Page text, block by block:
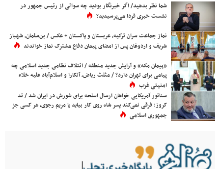
شما نظر بدهید/ اگر خبرنگار بودید چه سوالی از رئیس جمهور در
نشست خبری فردا می‌پرسیدید؟
نماز جماعت سران ترکیه، عربستان و پاکستان + عکس / بن‌سلمان، شهباز
شریف و اردوغان پس از امضای پیمان دفاع مشترک نماز خواندند
«پیمان مکه» و آرایش جدید منطقه / ائتلاف نظامی جدید اسلامی چه
پیامی برای تهران دارد؟ / مثلث ریاض، آنکارا و اسلام‌آباد علیه خلاء
امنیتی غرب
سناتور آمریکایی خواهان ارسال اسلحه برای شورش در ایران شد / تد
کروز: فرقی نمی‌کند پسر شاه روی کار بیاید یا مریم رجوی، هر کسی جز
جمهوری اسلامی